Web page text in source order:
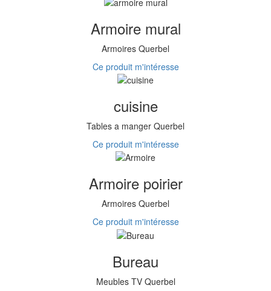
Armoire mural
Armoires Querbel
Ce produit m'intéresse
cuisine
Tables a manger Querbel
Ce produit m'intéresse
Armoire poirier
Armoires Querbel
Ce produit m'intéresse
Bureau
Meubles TV Querbel